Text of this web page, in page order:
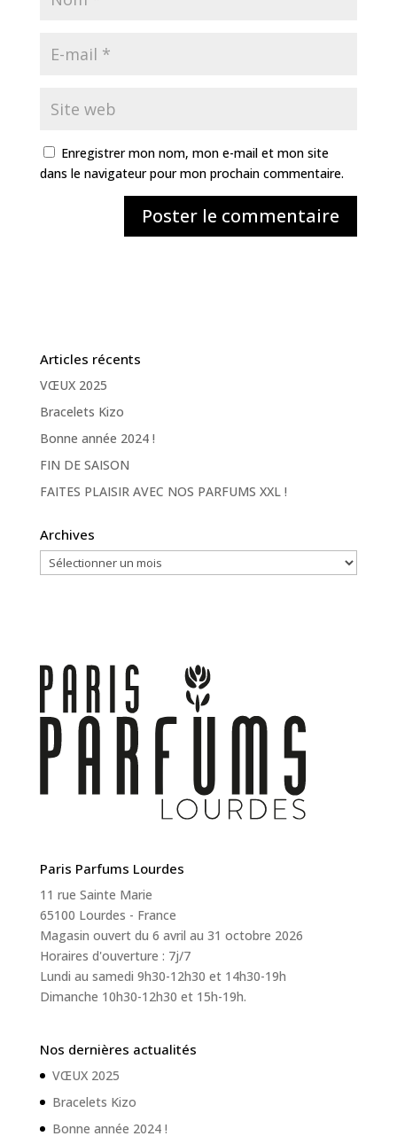
Enregistrer mon nom, mon e-mail et mon site
dans le navigateur pour mon prochain commentaire.
Articles récents
VŒUX 2025
Bracelets Kizo
Bonne année 2024 !
FIN DE SAISON
FAITES PLAISIR AVEC NOS PARFUMS XXL !
Archives
Archives
Paris Parfums Lourdes
11 rue Sainte Marie
65100 Lourdes - France
Magasin ouvert du 6 avril au 31 octobre 2026
Horaires d'ouverture : 7j/7
Lundi au samedi 9h30-12h30 et 14h30-19h
Dimanche 10h30-12h30 et 15h-19h.
Nos dernières actualités
VŒUX 2025
Bracelets Kizo
Bonne année 2024 !